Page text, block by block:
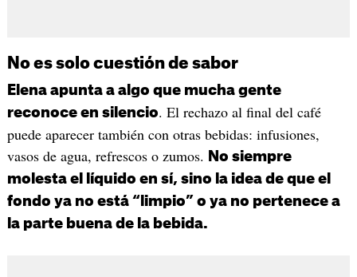
No es solo cuestión de sabor
Elena apunta a algo que mucha gente
reconoce en silencio. El rechazo al final del café
puede aparecer también con otras bebidas: infusiones,
vasos de agua, refrescos o zumos.
No siempre
molesta el líquido en sí, sino la idea de que el
fondo ya no está “limpio” o ya no pertenece a
la parte buena de la bebida.